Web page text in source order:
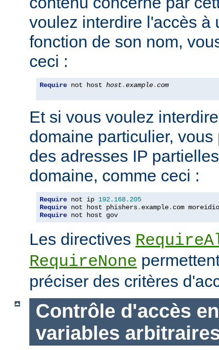
voulez interdire l'accès à
fonction de son nom,
ceci :
Require not host host.example.com
Et si vous voulez
domaine particulier,
des adresses IP
domaine, comme ceci :
Require not ip 192.168. 205
Require not host phishers. example. com
Require not host gov
Les directives
RequireNone
préciser des critères
Contrôle d'accès
variables